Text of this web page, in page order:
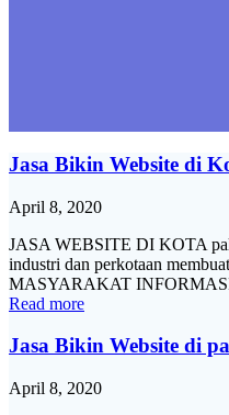
Jasa Bikin Website di
April 8, 2020
JASA WEBSITE DI KOTA
industri dan perkotaan
MASYARAKAT
Read more
Jasa Bikin Website di
April 8, 2020